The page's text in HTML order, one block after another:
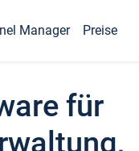
Manager Preise
für